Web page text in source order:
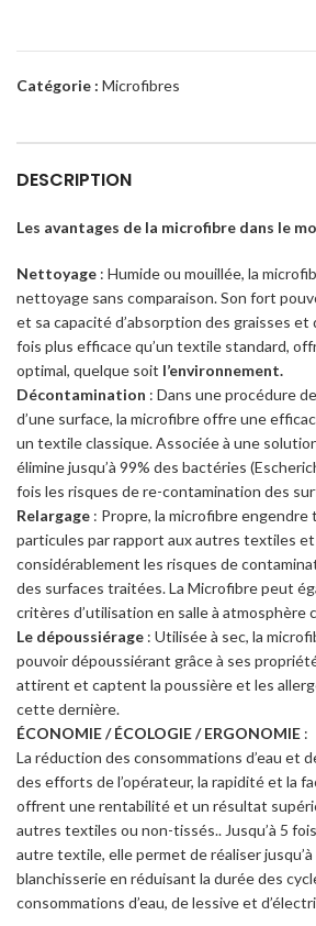
Catégorie : Microfibres
DESCRIPTION
Les avantages de la microfibre dans le
Nettoyage : Humide ou mouillée, la
nettoyage sans comparaison. Son fort
et sa capacité d’absorption des graisses et
fois plus efficace qu’un textile standard,
optimal, quelque soit l’environnement.
Décontamination : Dans une procédure
d’une surface, la microfibre offre une
un textile classique. Associée à une
élimine jusqu’à 99% des bactéries
fois les risques de re-contamination des
Relargage : Propre, la microfibre engendre
particules par rapport aux autres textiles
considérablement les risques de
des surfaces traitées. La Microfibre peut
critères d’utilisation en salle à atmosphère
Le dépoussiérage : Utilisée à sec, la
pouvoir dépoussiérant grâce à ses
attirent et captent la poussière et les
cette dernière.
ÉCONOMIE / ÉCOLOGIE / ERGONOMIE :
La réduction des consommations d’eau et
des efforts de l’opérateur, la rapidité et la
offrent une rentabilité et un résultat
autres textiles ou non-tissés.. Jusqu’à 5
autre textile, elle permet de réaliser jusqu’à
blanchisserie en réduisant la durée des
consommations d’eau, de lessive et